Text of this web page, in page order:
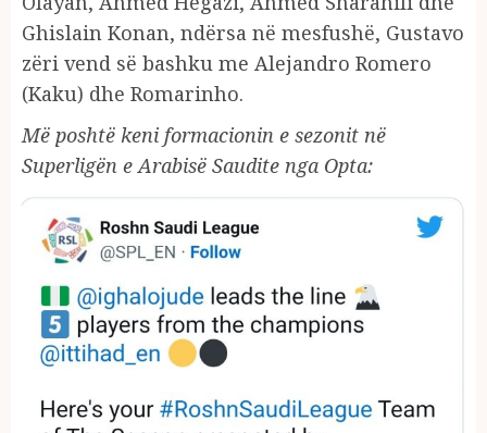
Ghislain Konan, ndërsa në mesfushë, Gustavo
zëri vend së bashku me Alejandro Romero
(Kaku) dhe Romarinho.
Më poshtë keni formacionin e sezonit në
Superligën e Arabisë Saudite nga Opta: